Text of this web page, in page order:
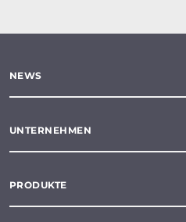
NEWS
UNTERNEHMEN
PRODUKTE